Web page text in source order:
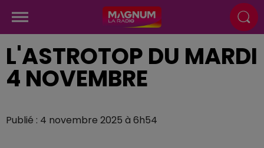
L'ASTROTOP DU MARDI
4 NOVEMBRE
Publié : 4 novembre 2025 à 6h54